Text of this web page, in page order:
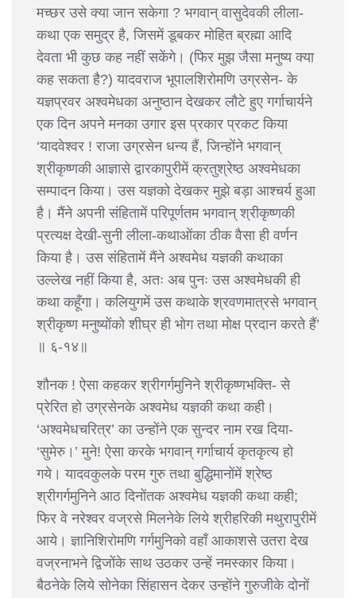
मच्छर उसे क्या जान सकेगा ? भगवान् वासुदेवकी लीला-
कथा एक समुद्र है, जिसमें डूबकर मोहित ब्रह्मा आदि
देवता भी कुछ कह नहीं सकेंगे। (फिर मुझ जैसा मनुष्य क्या
कह सकता है?) यादवराज भूपालशिरोमणि उग्रसेन- के
यज्ञप्रवर अश्वमेधका अनुष्ठान देखकर लौटे हुए गर्गाचार्यने
एक दिन अपने मनका उगार इस प्रकार प्रकट किया
‘यादवेश्वर ! राजा उग्रसेन धन्य हैं, जिन्होंने भगवान्
श्रीकृष्णकी आज्ञासे द्वारकापुरीमें क्रतुश्रेष्ठ अश्वमेधका
सम्पादन किया। उस यज्ञको देखकर मुझे बड़ा आश्चर्य हुआ
है। मैंने अपनी संहितामें परिपूर्णतम भगवान् श्रीकृष्णकी
प्रत्यक्ष देखी-सुनी लीला-कथाओंका ठीक वैसा ही वर्णन
किया है। उस संहितामें मैंने अश्वमेध यज्ञकी कथाका
उल्लेख नहीं किया है, अतः अब पुनः उस अश्वमेधकी ही
कथा कहूँगा। कलियुगमें उस कथाके श्रवणमात्रसे भगवान्
श्रीकृष्ण मनुष्योंको शीघ्र ही भोग तथा मोक्ष प्रदान करते हैं’
॥ ६-१४॥
शौनक ! ऐसा कहकर श्रीगर्गमुनिने श्रीकृष्णभक्ति- से
प्रेरित हो उग्रसेनके अश्वमेध यज्ञकी कथा कही।
‘अश्वमेधचरित्र’ का उन्होंने एक सुन्दर नाम रख दिया-
‘सुमेरु।’ मुने! ऐसा करके भगवान् गर्गाचार्य कृतकृत्य हो
गये। यादवकुलके परम गुरु तथा बुद्धिमानोंमें श्रेष्ठ
श्रीगर्गमुनिने आठ दिनोंतक अश्वमेध यज्ञकी कथा कही;
फिर वे नरेश्वर वज्रसे मिलनेके लिये श्रीहरिकी मथुरापुरीमें
आये। ज्ञानिशिरोमणि गर्गमुनिको वहाँ आकाशसे उतरा देख
वज्रनाभने द्विजोंके साथ उठकर उन्हें नमस्कार किया।
बैठनेके लिये सोनेका सिंहासन देकर उन्होंने गुरुजीके दोनों